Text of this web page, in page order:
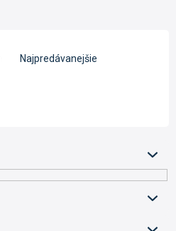
Najpredávanejšie